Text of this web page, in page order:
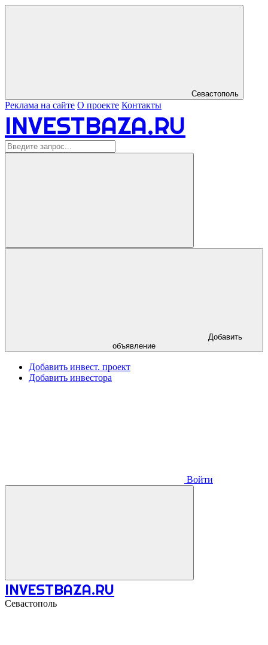
Севастополь
Реклама на сайте О проекте Контакты
INVESTBAZA.RU
объявление
Добавить инвест. проект
Добавить инвестора
Войти
INVESTBAZA.RU
Севастополь